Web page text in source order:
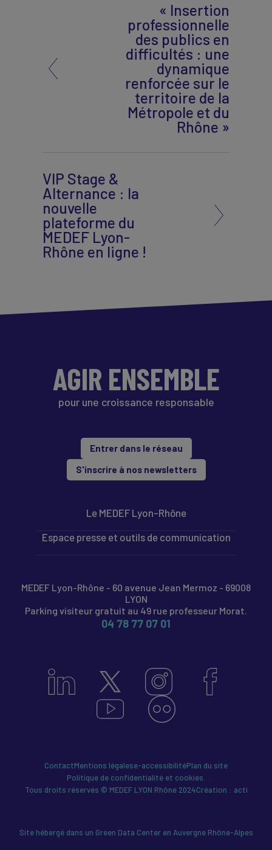
« Insertion
professionnelle
des publics en
difficultés : une
dynamique
renforcée sur le
territoire de la
Métropole et du
Rhône »
VIP Stage &
Alternance : la
nouvelle
plateforme du
MEDEF Lyon-
Rhône en ligne !
AGIR ENSEMBLE
pour une croissance responsable
Entrer dans le réseau
S'inscrire à nos newsletters
Le MEDEF Lyon-Rhône
Espace presse et outils de communication
MEDEF Lyon-Rhône - 60 avenue Jean Mermoz - 69008
LYON
Parking visiteur gratuit au 49 rue professeur Morat.
04 78 77 07 01
ContactMentions légalese-accessibilitéPlan du site
Politique de confidentialité et cookies.
Tous droits réservés © MEDEF LYON Rhône 2024Création : acti
Site hébergé dans un Green Data Center en Auvergne Rhône-Alpes